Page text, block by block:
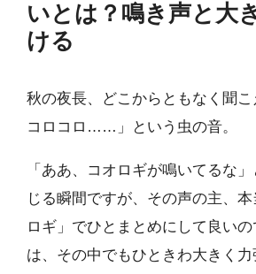
いとは？鳴き声と大
ける
秋の夜長、どこからともなく聞こ
コロコロ……」という虫の音。
「ああ、コオロギが鳴いてるな
じる瞬間ですが、その声の主、
ロギ」でひとまとめにして良い
は、その中でもひときわ大きく力